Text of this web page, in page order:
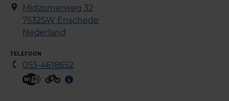
Midzomerweg 32
7532SW Enschede
Nederland
TELEFOON
053-4618652